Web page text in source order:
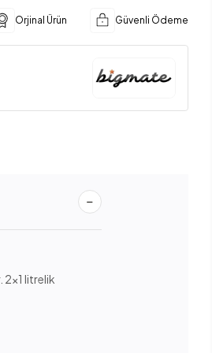
Orjinal Ürün Güvenli Ödeme
2x1 litrelik